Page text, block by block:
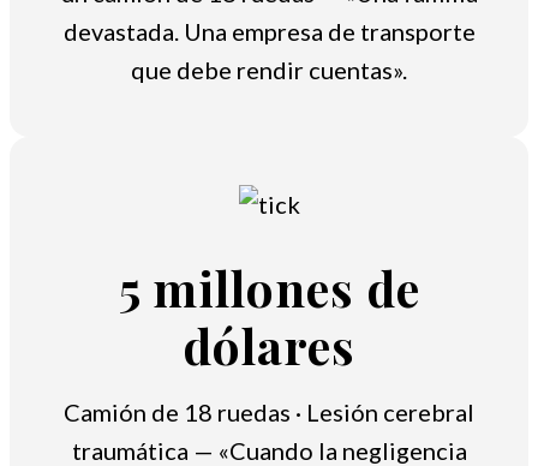
devastada. Una empresa de transporte
que debe rendir cuentas».
5 millones de
dólares
Camión de 18 ruedas · Lesión cerebral
traumática — «Cuando la negligencia